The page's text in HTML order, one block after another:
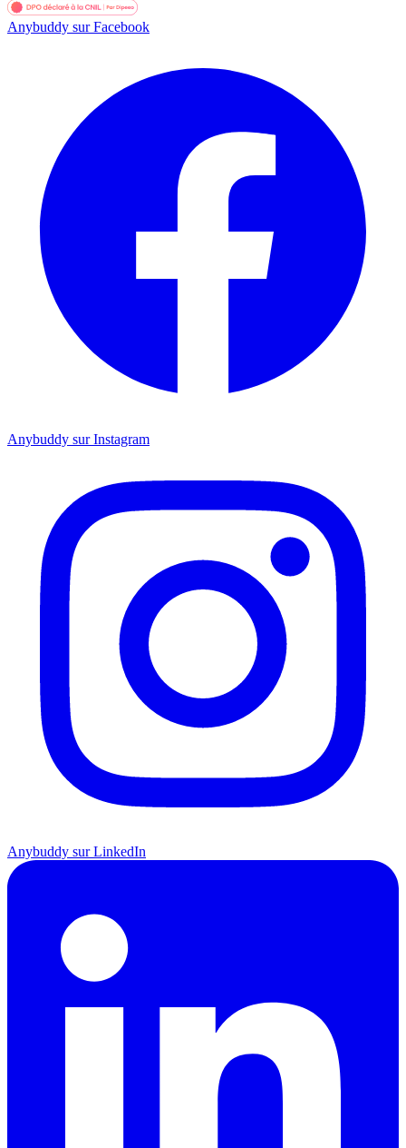
Anybuddy sur Facebook
Anybuddy sur Instagram
Anybuddy sur LinkedIn